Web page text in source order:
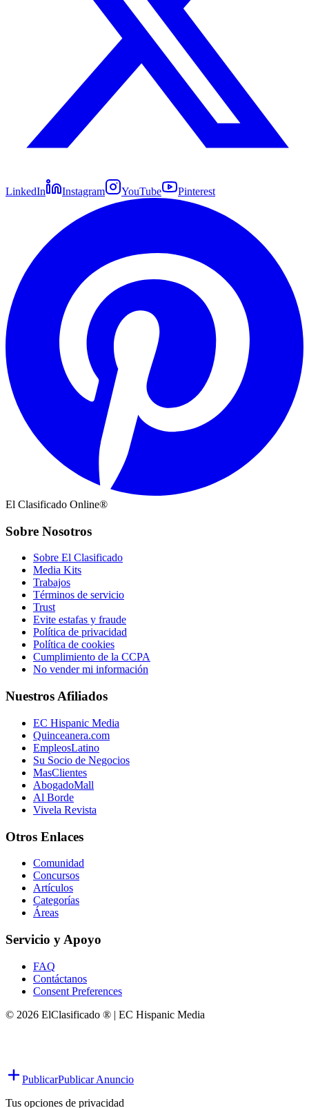
LinkedIn Instagram YouTube Pinterest
El Clasificado Online®
Sobre Nosotros
Sobre El Clasificado
Media Kits
Trabajos
Términos de servicio
Trust
Evite estafas y fraude
Política de privacidad
Política de cookies
Cumplimiento de la CCPA
No vender mi información
Nuestros Afiliados
EC Hispanic Media
Quinceanera.com
EmpleosLatino
Su Socio de Negocios
MasClientes
AbogadoMall
Al Borde
Vivela Revista
Otros Enlaces
Comunidad
Concursos
Artículos
Categorías
Áreas
Servicio y Apoyo
FAQ
Contáctanos
Consent Preferences
© 2026 ElClasificado ® | EC Hispanic Media
PublicarPublicar Anuncio
Tus opciones de privacidad